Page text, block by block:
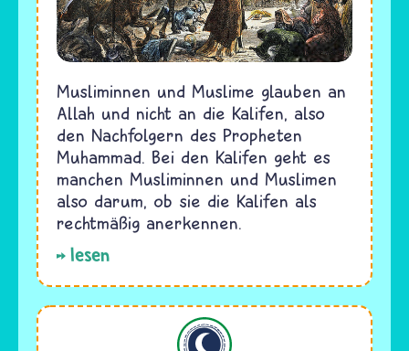
Musliminnen und Muslime glauben an
Allah und nicht an die Kalifen, also
den Nachfolgern des Propheten
Muhammad. Bei den Kalifen geht es
manchen Musliminnen und Muslimen
also darum, ob sie die Kalifen als
rechtmäßig anerkennen.
lesen